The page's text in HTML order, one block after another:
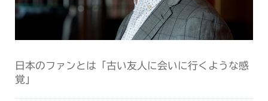
日本のファンとは「古い友人に会いに行くような感
覚」